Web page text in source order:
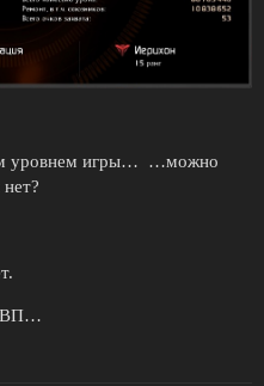
уровнем игры… …можно